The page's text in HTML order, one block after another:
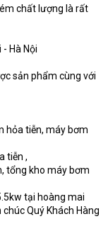
chất lượng là rất
Hà Nội
sản phẩm cùng với
hỏa tiễn, máy bơm
tiễn ,
tổng kho máy bơm
tại hoàng mai
chúc Quý Khách Hàng